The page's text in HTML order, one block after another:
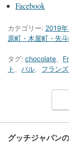
Facebook
カテゴリー: 2019
原町・木屋町・先
タグ: chocolate
ト
バル フラン
グッチジャパン